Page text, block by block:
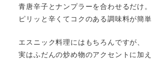
青唐辛子とナンプラーを合わせるだけ。
ピリッと辛くてコクのある調味料が簡単
エスニック料理にはもちろんですが、
実はふだんの炒め物のアクセントに加え